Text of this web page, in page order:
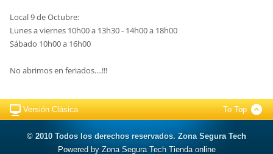
Local 9 de Octubre:
Lunes a viernes 10h00 a 13h30 - 14h00 a 18h00
Sábado 10h00 a 16h00
No abrimos en feriados....!!!
Versión Clásica To Top
© 2010 Todos los derechos reservados. Zona Segura Tech
Powered by Zona Segura Tech Tienda online